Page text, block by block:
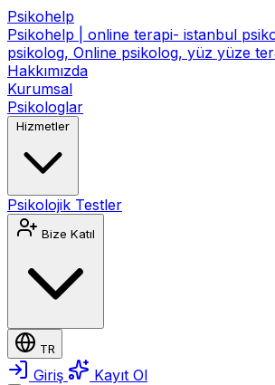
Psikohelp
Psikohelp | online terapi- istanbul
psikolog, Online psikolog, yüz yüze
Hakkımızda
Kurumsal
Psikologlar
Hizmetler
Psikolojik Testler
Bize Katıl
TR
Giriş Kayıt Ol